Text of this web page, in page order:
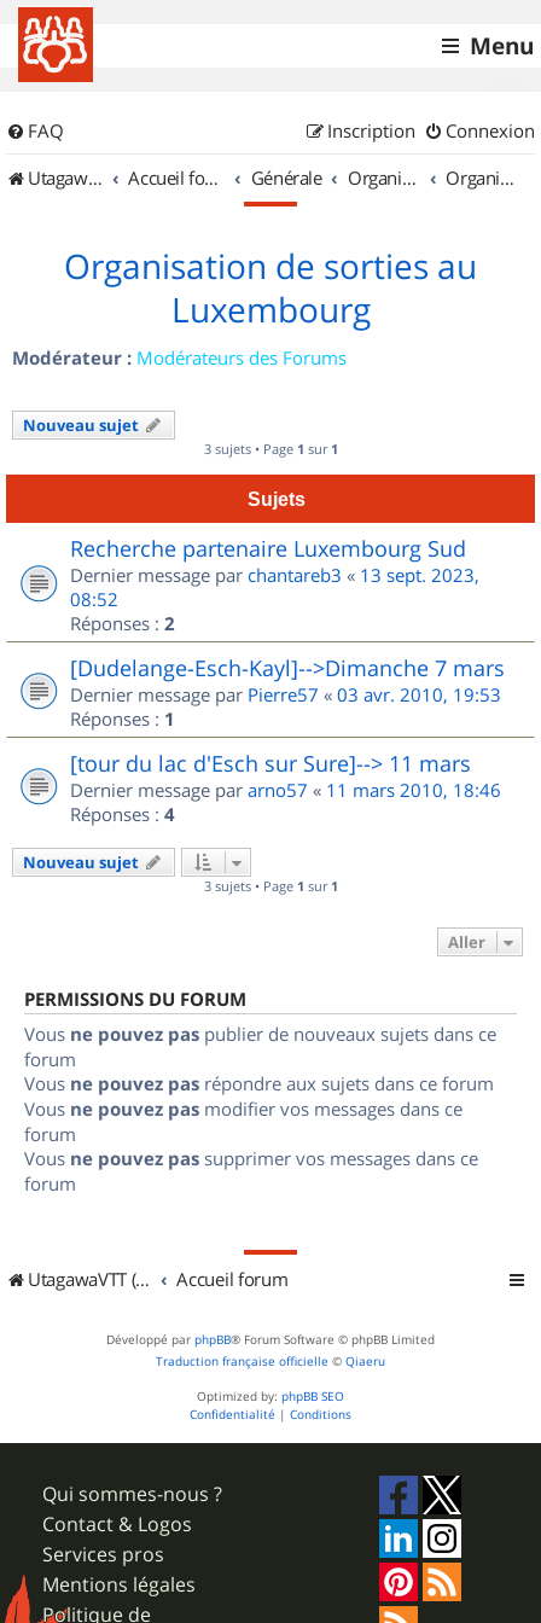
Menu
FAQ Connexion
Inscription
UtagawaVTT (Randos VTT et VTTAE avec traces GPS)
Accueil forum Générale Organisation de sorties & Recherche de partenaires Organisation de sorties au Luxembourg
Organisation de sorties au
Luxembourg
Modérateur : Modérateurs des Forums
Nouveau sujet
3 sujets • Page 1 sur 1
Sujets
Recherche partenaire Luxembourg Sud
Dernier message par chantareb3 « 13 sept. 2023,
08:52
Réponses : 2
[Dudelange-Esch-Kayl]-->Dimanche 7 mars
Dernier message par Pierre57 « 03 avr. 2010, 19:53
Réponses : 1
[tour du lac d'Esch sur Sure]--> 11 mars
Dernier message par arno57 « 11 mars 2010, 18:46
Réponses : 4
Nouveau sujet
3 sujets • Page 1 sur 1
Aller
PERMISSIONS DU FORUM
Vous ne pouvez pas publier de nouveaux sujets dans ce
forum
Vous ne pouvez pas répondre aux sujets dans ce forum
Vous ne pouvez pas modifier vos messages dans ce
forum
Vous ne pouvez pas supprimer vos messages dans ce
forum
UtagawaVTT (Randos VTT et VTTAE avec traces GPS) Accueil forum
Développé par phpBB® Forum Software © phpBB Limited
Traduction française officielle © Qiaeru
Optimized by: phpBB SEO
Confidentialité | Conditions
Qui sommes-nous ?
Contact & Logos
Services pros
Mentions légales
Politique de